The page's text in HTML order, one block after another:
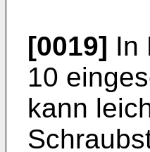
[0019] In
10
kann